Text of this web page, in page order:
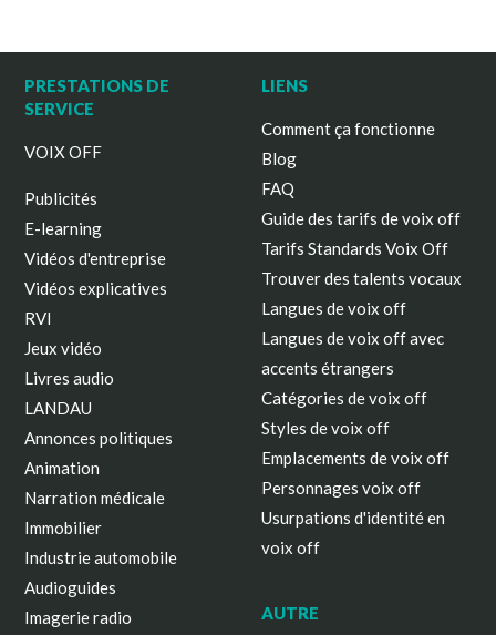
PRESTATIONS DE
SERVICE
VOIX OFF
Publicités
E-learning
Vidéos d'entreprise
Vidéos explicatives
RVI
Jeux vidéo
Livres audio
LANDAU
Annonces politiques
Animation
Narration médicale
Immobilier
Industrie automobile
Audioguides
Imagerie radio
LIENS
Comment ça fonctionne
Blog
FAQ
Guide des tarifs de voix off
Tarifs Standards Voix Off
Trouver des talents vocaux
Langues de voix off
Langues de voix off avec
accents étrangers
Catégories de voix off
Styles de voix off
Emplacements de voix off
Personnages voix off
Usurpations d'identité en
voix off
AUTRE